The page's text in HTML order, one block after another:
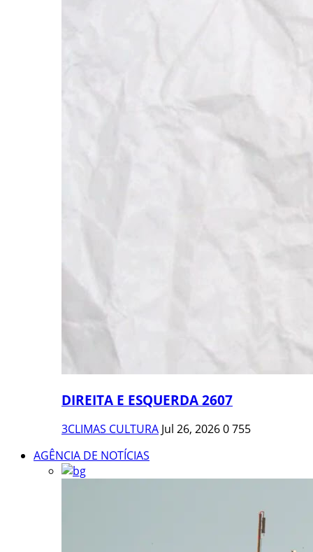
DIREITA E ESQUERDA 2607
3CLIMAS CULTURA Jul 26, 20260755
AGÊNCIA DE NOTÍCIAS